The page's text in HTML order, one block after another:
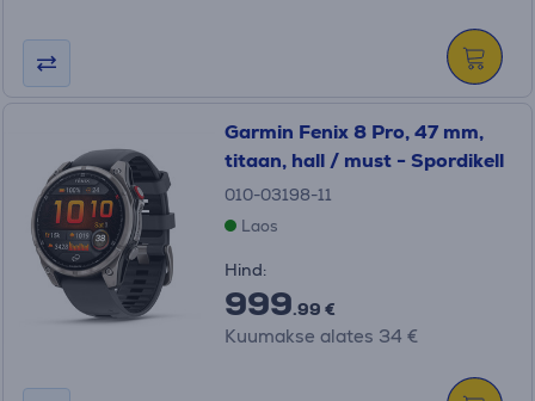
Garmin Fenix 8 Pro, 47 mm,
titaan, hall / must - Spordikell
010-03198-11
Laos
Hind:
999.99 €
Kuumakse alates 34 €